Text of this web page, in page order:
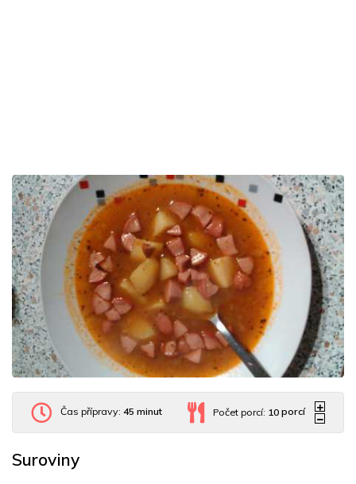
Čas přípravy:45 minut Počet porcí: 10 porcí
Suroviny